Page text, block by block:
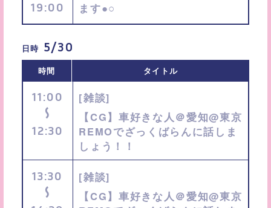
19:00
ます●○
日時 5/30
時間 タイトル
11:00
〜
12:30
[雑談]
【CG】車好きな人＠愛知@東京
REMOでざっくばらんに話しま
しょう！！
13:30
〜
[雑談]
【CG】車好きな人＠愛知@東京